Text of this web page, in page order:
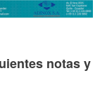
notas y